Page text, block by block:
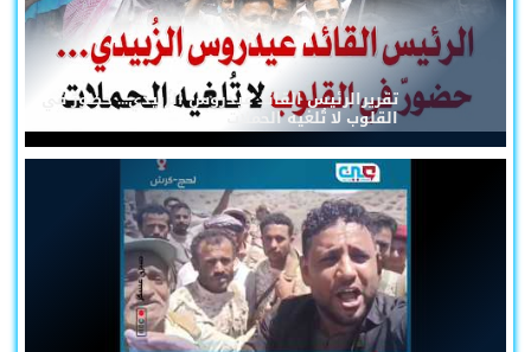
تقريرالرئيس القائد عيدروس الزُبيدي... حضورٌ في
القلوب لا تُلغيه الحملات